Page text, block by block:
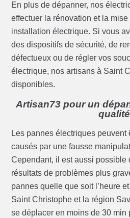
En plus de dépanner, nos
effectuer la rénovation et la
installation électrique. Si vous
des dispositifs de sécurité, de
défectueux ou de régler vos
électrique, nos artisans à Saint
disponibles.
Artisan73 pour un
qualité
Les pannes électriques
causés par une fausse
Cependant, il est aussi possible
résultats de problèmes plus
pannes quelle que soit l’heure
Saint Christophe et la région
se déplacer en moins de 30 min